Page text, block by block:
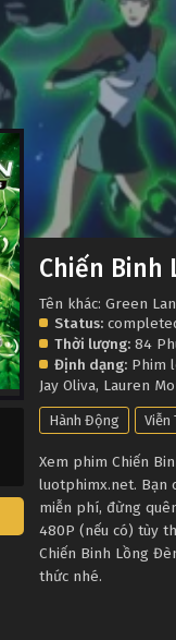
Chiến Binh
Tên khác: Green
Status:
Thời lượng: 84
Định dạng: Phim
Jay Oliva, Lauren
Hành Động Viễn
Xem phim Chiến
luotphimx.net. Bạn
miễn phí, đừng
480P (nếu có) tùy
Chiến Binh Lồng
thức nhé.